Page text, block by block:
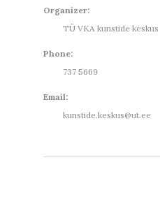
Organizer:
TÜ VKA kunstide keskus
Phone:
737 5669
Email:
kunstide.keskus@ut.ee